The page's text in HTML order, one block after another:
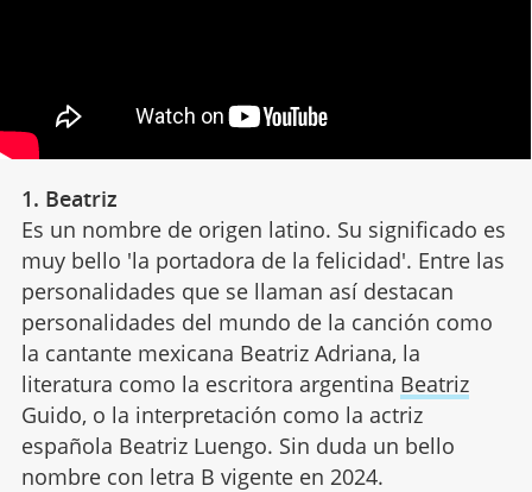
1. Beatriz
Es un nombre de origen latino. Su significado es
muy bello 'la portadora de la felicidad'. Entre las
personalidades que se llaman así destacan
personalidades del mundo de la canción como
la cantante mexicana Beatriz Adriana, la
literatura como la escritora argentina Beatriz
Guido, o la interpretación como la actriz
española Beatriz Luengo. Sin duda un bello
nombre con letra B vigente en 2024.